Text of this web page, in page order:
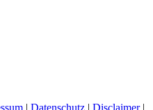
| Datenschutz | Disclaimer|